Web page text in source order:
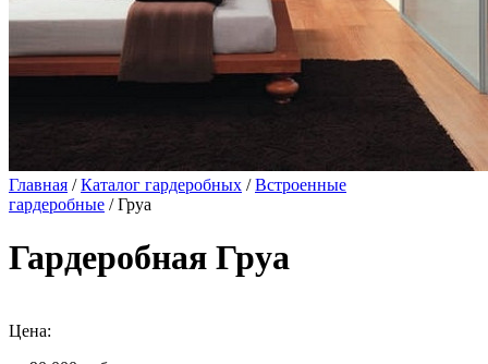
Главная /Каталог гардеробных /Встроенные
гардеробные / Груа
Гардеробная Груа
Цена: